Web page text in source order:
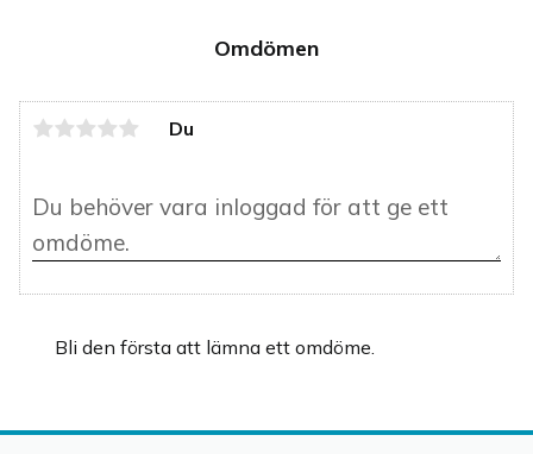
Omdömen
Du
Bli den första att lämna ett omdöme.